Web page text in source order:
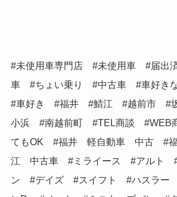
#未使用車専門店 #未使用車 #届
車 #ちょい乗り #中古車 #車好き
#車好き #福井 #鯖江 #越前市 #
小浜 #南越前町 #TEL商談 #WEB
てもOK #福井 軽自動車 中古 #
江 中古車 #ミライース #アルト
ン #デイズ #スイフト #ハスラー